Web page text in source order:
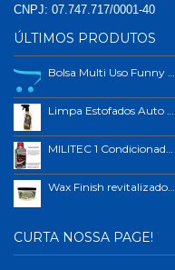
CNPJ: 07.747.717/0001-40
ÚLTIMOS PRODUTOS
Bolsa Multi Uso Funny Car
Limpa Estofados Auto Shine 500ml
MILITEC 1 Condicionador de Metais 200ml
Wax Finish revitalizador de plástico e borrachas.
CURTA NOSSA PAGE!